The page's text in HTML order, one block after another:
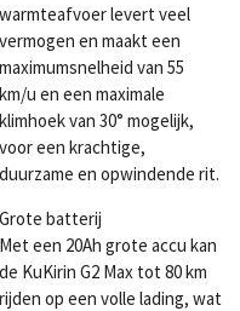
warmteafvoer levert veel
vermogen en maakt een
maximumsnelheid van 55
km/u en een maximale
klimhoek van 30° mogelijk,
voor een krachtige,
duurzame en opwindende rit.
Grote batterij
Met een 20Ah grote accu kan
de KuKirin G2 Max tot 80 km
rijden op een volle lading, wat